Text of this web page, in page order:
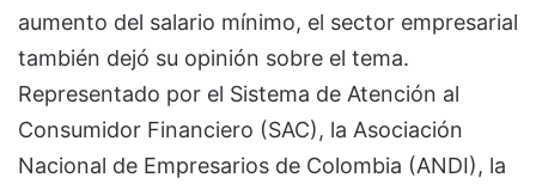
aumento del salario mínimo, el sector empresarial
también dejó su opinión sobre el tema.
Representado por el Sistema de Atención al
Consumidor Financiero (SAC), la Asociación
Nacional de Empresarios de Colombia (ANDI), la